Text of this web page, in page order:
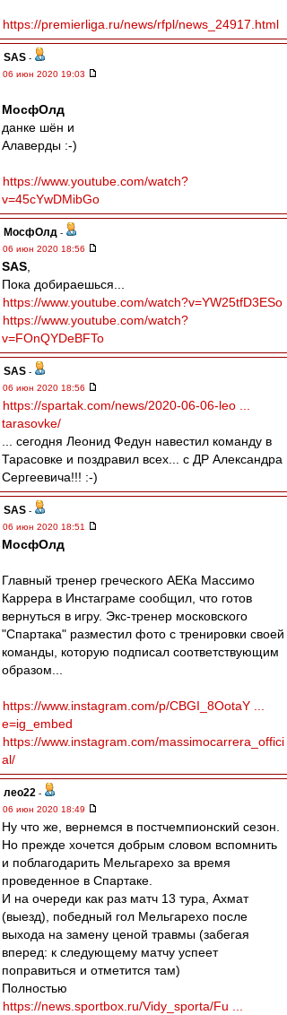
https://premierliga.ru/news/rfpl/news_24917.html
SAS -
06 июн 2020 19:03
МосфОлд
данке шён и
Алаверды :-)
https://www.youtube.com/watch?
v=45cYwDMibGo
МосфОлд -
06 июн 2020 18:56
SAS
Пока добираешься...
https://www.youtube.com/watch?v=YW25tfD3ESo
https://www.youtube.com/watch?
v=FOnQYDeBFTo
SAS -
06 июн 2020 18:56
https://spartak.com/news/2020-06-06-leo ...
tarasovke/
... сегодня Леонид Федун навестил команду в
Тарасовке и поздравил всех... с ДР Александра
Сергеевича!!! :-)
SAS -
06 июн 2020 18:51
МосфОлд
Главный тренер греческого АЕКа Массимо
Каррера в Инстаграме сообщил, что готов
вернуться в игру. Экс-тренер московского
"Спартака" разместил фото с тренировки своей
команды, которую подписал соответствующим
образом...
https://www.instagram.com/p/CBGI_8OotaY ...
e=ig_embed
https://www.instagram.com/massimocarrera_offici
al/
лео22 -
06 июн 2020 18:49
Ну что же, вернемся в постчемпионский сезон.
Но прежде хочется добрым словом вспомнить
и поблагодарить Мельгарехо за время
проведенное в Спартаке.
И на очереди как раз матч 13 тура, Ахмат
(выезд), победный гол Мельгарехо после
выхода на замену ценой травмы (забегая
вперед: к следующему матчу успеет
поправиться и отметится там)
Полностью
https://news.sportbox.ru/Vidy_sporta/Fu ...